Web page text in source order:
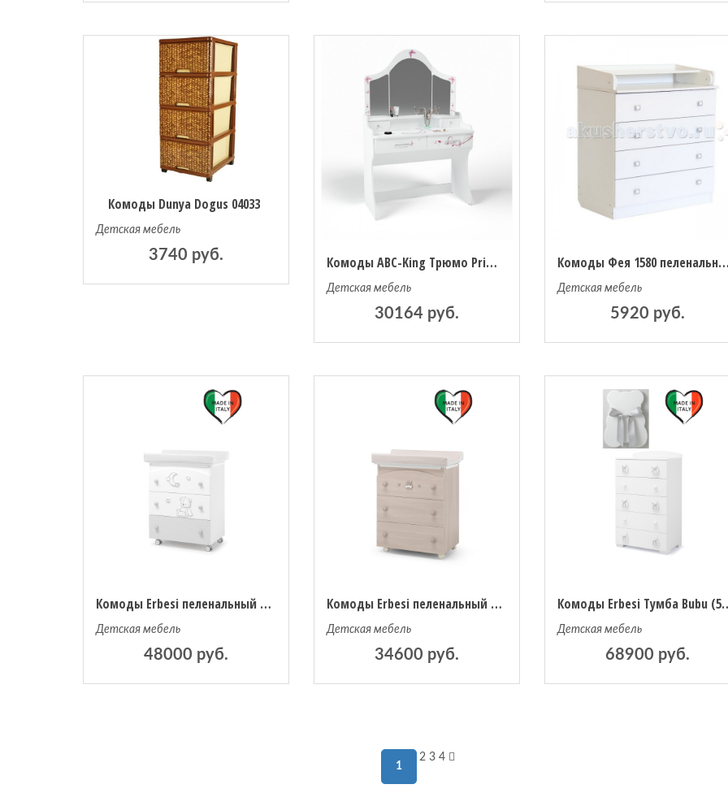
Комоды Dunya Dogus 04033
Детская мебель
3740 руб. Комоды ABC-King Трюмо Princess
Детская мебель
30164 руб.
Комоды Фея 1580 пеленальный (4 ящика)
Детская мебель
5920 руб.
Комоды Erbesi пеленальный Stella
Детская мебель
48000 руб.
Комоды Erbesi пеленальный Charly
Детская мебель
34600 руб.
Комоды
Детская мебель
68900 руб.
1
234